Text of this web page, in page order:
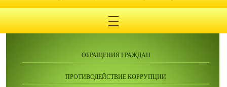
ОБРАЩЕНИЯ ГРАЖДАН
ПРОТИВОДЕЙСТВИЕ КОРРУПЦИИ